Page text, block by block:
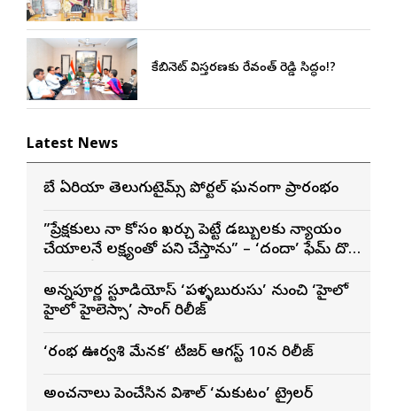
కేబినెట్ విస్తరణకు రేవంత్ రెడ్డి సిద్ధం!?
Latest News
బే ఏరియా తెలుగుటైమ్స్ పోర్టల్ ఘనంగా ప్రారంభం
”ప్రేక్షకులు నా కోసం ఖర్చు పెట్టే డబ్బులకు న్యాయం
చేయాలనే లక్ష్యంతో పని చేస్తాను” – ‘దందా’ ఫేమ్ దొర
అన్నపూర్ణ స్టూడియోస్ ‘పళ్ళబురుసు’ నుంచి ‘హైలో
హైలో హైలెస్సా’ సాంగ్ రిలీజ్
‘రంభ ఊర్వశి మేనక’ టీజర్ ఆగస్ట్ 10న రిలీజ్
అంచనాలు పెంచేసిన విశాల్ ‘మకుటం’ ట్రైలర్